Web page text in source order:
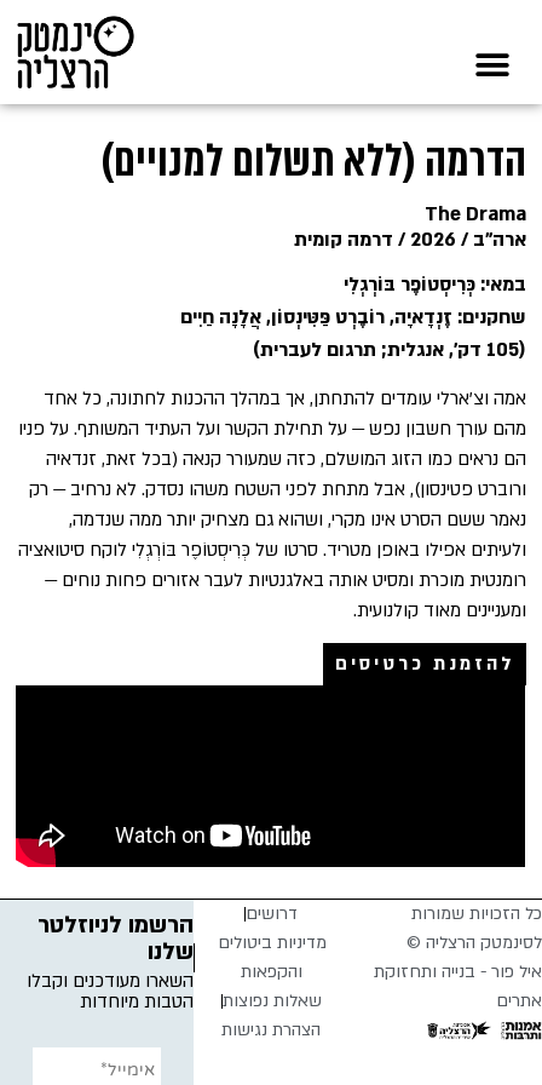
הדרמה (ללא תשלום למנויים)
The Drama
ארה"ב / 2026 / דרמה קומית
במאי: כְּרִיסְטוֹפֶר בּוֹרְגְלִי
שחקנים: זֶנְדָאיָה, רוֹבֶרְט פַּטִּינְסוֹן, אֲלָנָה חַיִים
(105 דק', אנגלית; תרגום לעברית)
אמה וצ'ארלי עומדים להתחתן, אך במהלך ההכנות לחתונה, כל אחד
מהם עורך חשבון נפש — על תחילת הקשר ועל העתיד המשותף. על פניו
הם נראים כמו הזוג המושלם, כזה שמעורר קנאה (בכל זאת, זנדאיה
ורוברט פטינסון), אבל מתחת לפני השטח משהו נסדק. לא נרחיב — רק
נאמר ששם הסרט אינו מקרי, ושהוא גם מצחיק יותר ממה שנדמה,
ולעיתים אפילו באופן מטריד. סרטו של כְּרִיסְטוֹפֶר בּוֹרְגְלִי לוקח סיטואציה
רומנטית מוכרת ומסיט אותה באלגנטיות לעבר אזורים פחות נוחים —
ומעניינים מאוד קולנועית.
להזמנת כרטיסים
כל הזכויות שמורות
לסינמטק הרצליה ©
איל פור - בנייה ותחזוקת
אתרים
דרושים
מדיניות ביטולים
והקפאות
שאלות נפוצות
הצהרת נגישות
הרשמו לניוזלטר
שלנו
השארו מעודכנים וקבלו
הטבות מיוחדות